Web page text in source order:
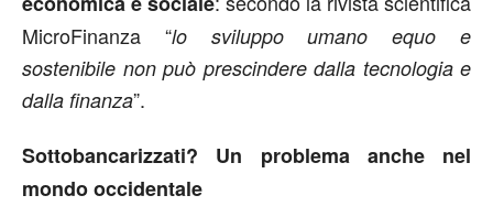
MicroFinanza “lo sviluppo umano equo e
sostenibile non può prescindere dalla tecnologia e
dalla finanza”.
Sottobancarizzati? Un problema anche nel
mondo occidentale